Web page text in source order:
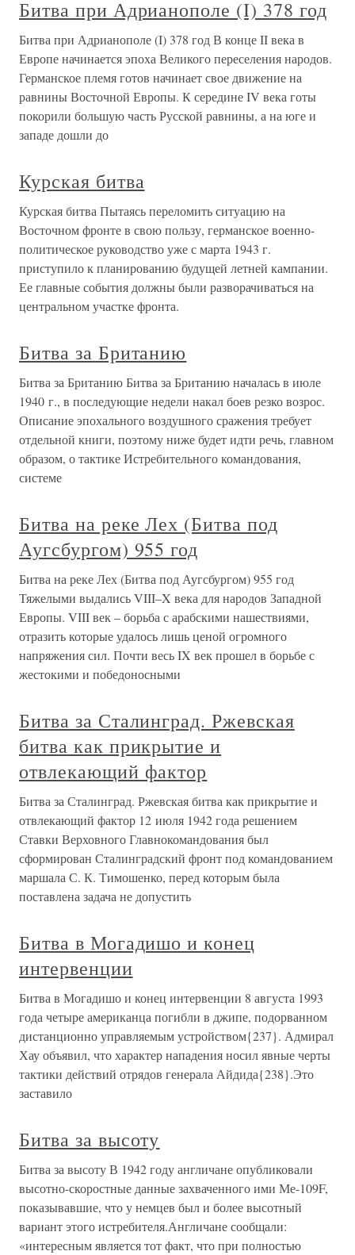
Битва при Адрианополе (I) 378 год
Битва при Адрианополе (I) 378 год В конце II века в
Европе начинается эпоха Великого переселения народов.
Германское племя готов начинает свое движение на
равнины Восточной Европы. К середине IV века готы
покорили большую часть Русской равнины, а на юге и
западе дошли до
Курская битва
Курская битва Пытаясь переломить ситуацию на
Восточном фронте в свою пользу, германское военно-
политическое руководство уже с марта 1943 г.
приступило к планированию будущей летней кампании.
Ее главные события должны были разворачиваться на
центральном участке фронта.
Битва за Британию
Битва за Британию Битва за Британию началась в июле
1940 г., в последующие недели накал боев резко возрос.
Описание эпохального воздушного сражения требует
отдельной книги, поэтому ниже будет идти речь, главном
образом, о тактике Истребительного командования,
системе
Битва на реке Лех (Битва под
Аугсбургом) 955 год
Битва на реке Лех (Битва под Аугсбургом) 955 год
Тяжелыми выдались VIII–X века для народов Западной
Европы. VIII век – борьба с арабскими нашествиями,
отразить которые удалось лишь ценой огромного
напряжения сил. Почти весь IX век прошел в борьбе с
жестокими и победоносными
Битва за Сталинград. Ржевская
битва как прикрытие и
отвлекающий фактор
Битва за Сталинград. Ржевская битва как прикрытие и
отвлекающий фактор 12 июля 1942 года решением
Ставки Верховного Главнокомандования был
сформирован Сталинградский фронт под командованием
маршала С. К. Тимошенко, перед которым была
поставлена задача не допустить
Битва в Могадишо и конец
интервенции
Битва в Могадишо и конец интервенции 8 августа 1993
года четыре американца погибли в джипе, подорванном
дистанционно управляемым устройством{237}. Адмирал
Хау объявил, что характер нападения носил явные черты
тактики действий отрядов генерала Айдида{238}.Это
заставило
Битва за высоту
Битва за высоту В 1942 году англичане опубликовали
высотно-скоростные данные захваченного ими Ме-109F,
показывавшие, что у немцев был и более высотный
вариант этого истребителя.Англичане сообщали:
«интересным является тот факт, что при полностью